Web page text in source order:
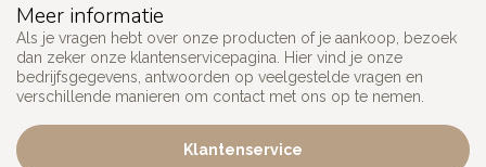
Meer informatie
Als je vragen hebt over onze producten of je aankoop, bezoek
dan zeker onze klantenservicepagina. Hier vind je onze
bedrijfsgegevens, antwoorden op veelgestelde vragen en
verschillende manieren om contact met ons op te nemen.
Klantenservice